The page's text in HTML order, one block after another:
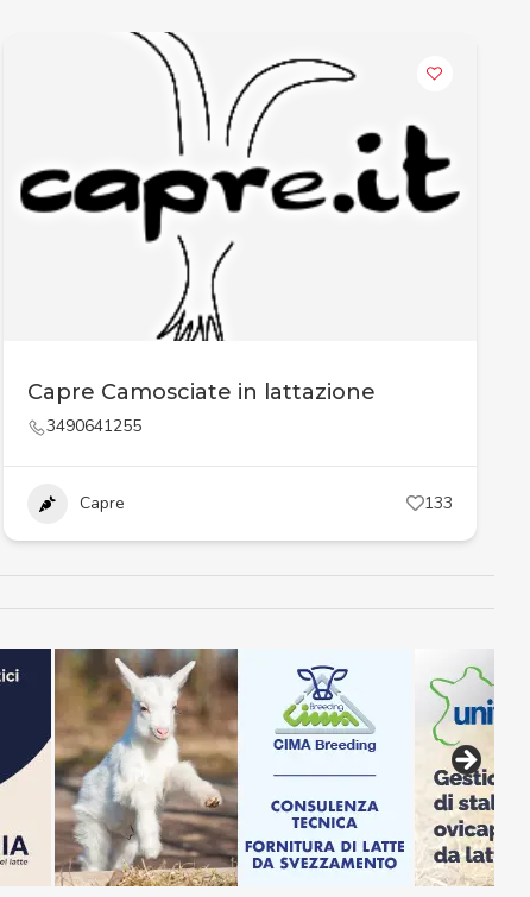
Capre Camosciate in lattazione
3490641255
Capre 133